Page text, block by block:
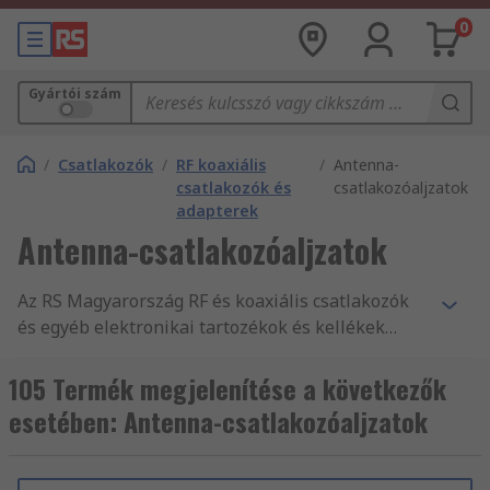
0
Gyártói szám
/ Csatlakozók / RF koaxiális
csatlakozók és
adapterek
/ Antenna-
csatlakozóaljzatok
Antenna-csatlakozóaljzatok
Az RS Magyarország RF és koaxiális csatlakozók
és egyéb elektronikai tartozékok és kellékek
Versenyképes árak, az iparág által jóváhagyott
termékek, illetve ügyfélszolgálatunk kitűnő
minősége az, amivel folyamatosan alátámasztjuk
koaxiális előlapok, Szolárcsatlakozók és RF
105 Termék megjelenítése a következők
esetében: Antenna-csatlakozóaljzatok